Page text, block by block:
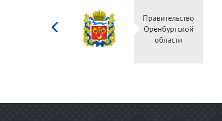
Правительство
Оренбургской
области